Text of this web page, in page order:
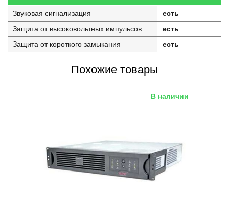
Звуковая сигнализация
есть
Защита от высоковольтных импульсов
есть
Защита от короткого замыкания
есть
Похожие товары
В наличии